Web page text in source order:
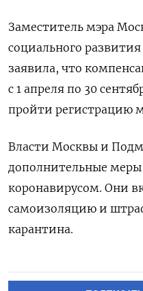
Заместитель мэра
социального
заявила, что
с 1 апреля по 30
пройти регистрацию
Власти Москвы и
дополнительные меры
коронавирусом. Они
самоизоляцию и
карантина.